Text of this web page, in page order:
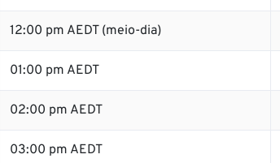
12:00 pm AEDT (meio-dia)
01:00 pm AEDT
02:00 pm AEDT
03:00 pm AEDT